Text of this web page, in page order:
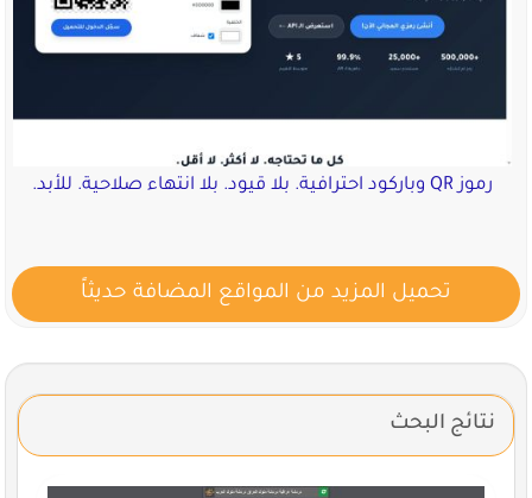
رموز QR وباركود احترافية. بلا قيود. بلا انتهاء صلاحية. للأبد.
تحميل المزيد من المواقع المضافة حديثاً
نتائج البحث